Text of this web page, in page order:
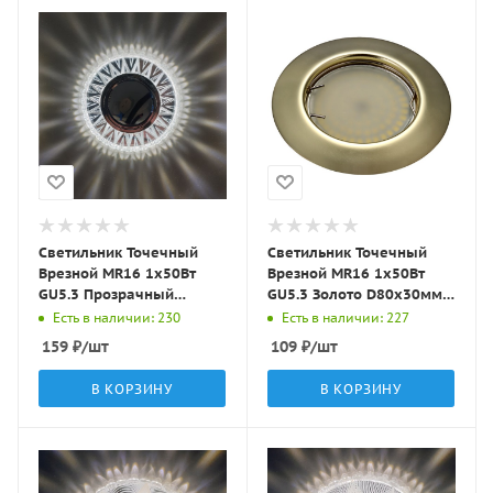
Светильник Точечный
Врезной MR16 1х50Вт
GU5.3 Прозрачный
D90х10мм IP20 D0004L-
11 LBT
Есть в наличии: 230
159 ₽/шт
В КОРЗИНУ
Светильник Точечный
Врезной MR16 1х50Вт
GU5.3 Золото D80х30мм
IP20 ST3 LBT
Есть в наличии: 227
109 ₽/шт
В КОРЗИНУ